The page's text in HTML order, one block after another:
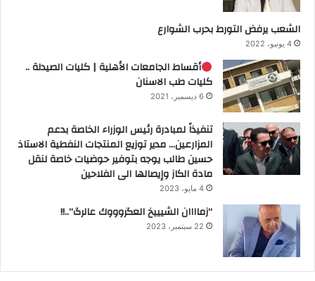
الشعب يرفض التورط بحرب الشوارع
4 يونيو، 2022
أقساط الجامعات الأهلية | كليات الصيدلة ..
كليات طب الاسنان
6 ديسمبر، 2021
تنفيذاً لمبادرة رئيس الوزراء الخاصة بدعم
المزارعين… مدير توزيع المنتجات النفطية الاستاذ
حسين طالب يوجه بتوفير حوضيات خاصة لنقل
مادة الكاز وإيصالها الى الفلاحين
4 مايو، 2023
“زماااان الشيييخ العگروووك عالرگ”..!!
22 سبتمبر، 2023